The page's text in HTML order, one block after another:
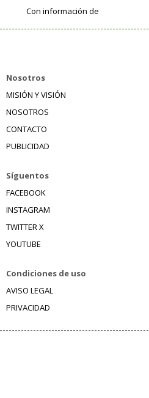
Con información de
Nosotros
MISIÓN Y VISIÓN
NOSOTROS
CONTACTO
PUBLICIDAD
Síguentos
FACEBOOK
INSTAGRAM
TWITTER X
YOUTUBE
Condiciones de uso
AVISO LEGAL
PRIVACIDAD